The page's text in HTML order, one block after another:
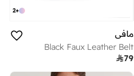
+
2
مافي
Black Faux Leather Belt
79